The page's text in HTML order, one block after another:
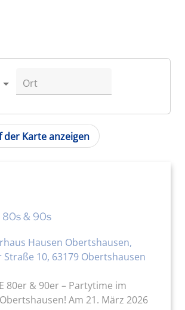
der Karte anzeigen
80s & 90s
Hausen Obertshausen,
10, 63179 Obertshausen
80er & 90er – Partytime im
Am 21. März 2026